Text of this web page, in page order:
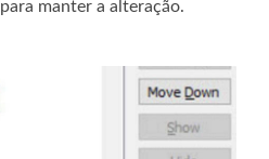
para manter a alteração.